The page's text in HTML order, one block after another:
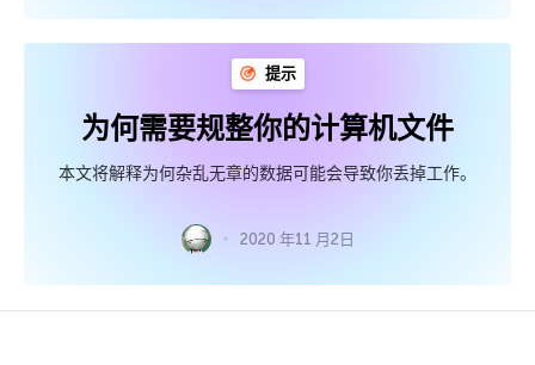
提示
为何需要规整你的计算机文件
本文将解释为何杂乱无章的数据可能会导致你丢掉工作。
2020 年11 月2日